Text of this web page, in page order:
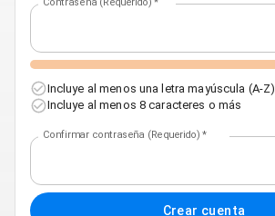
Incluye al menos una letra mayúscula (A-Z)
Incluye al menos 8 caracteres o más
Confirmar contraseña (Requerido) *
Crear cuenta